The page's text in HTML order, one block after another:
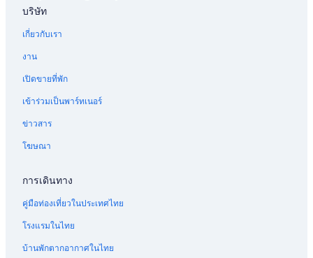
บริษัท
เกี่ยวกับเรา
งาน
เปิดขายที่พัก
เข้าร่วมเป็นพาร์ทเนอร์
ข่าวสาร
โฆษณา
การเดินทาง
คู่มือท่องเที่ยวในประเทศไทย
โรงแรมในไทย
บ้านพักตากอากาศในไทย